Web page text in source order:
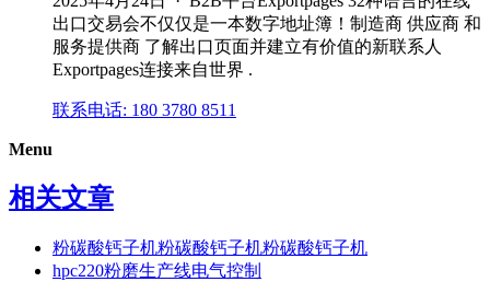
出口交易会不仅仅是一本数字地址簿！制造商 供应商 和
服务提供商 了解出口页面并建立有价值的新联系人
Exportpages连接来自世界 .
联系电话: 180 3780 8511
Menu
相关文章
粉碳酸钙子机粉碳酸钙子机粉碳酸钙子机
hpc220粉磨生产线电气控制